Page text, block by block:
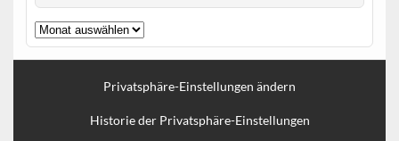
Archiv
Privatsphäre-Einstellungen ändern
Historie der Privatsphäre-Einstellungen